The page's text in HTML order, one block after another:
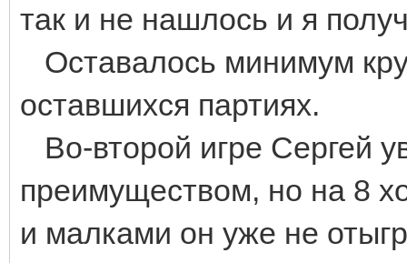
так и не нашлось и я
Оставалось минимум
оставшихся партиях.
Во-второй игре Сергей
преимуществом, но на 8
и малками он уже не